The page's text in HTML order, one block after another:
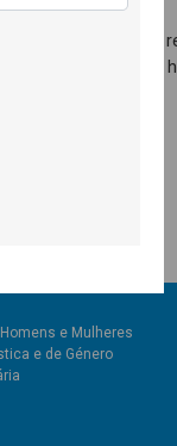
de intercâmbio ficou
e Gaivotas
e Mulheres
e de Género